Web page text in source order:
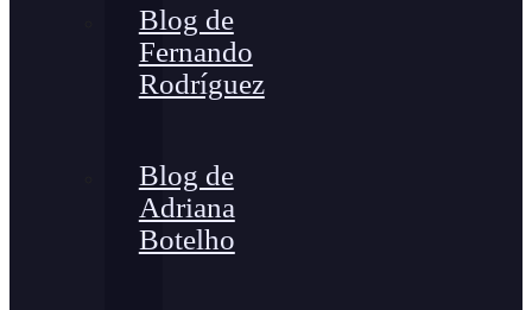
Blog de
Fernando
Rodríguez
Blog de
Adriana
Botelho